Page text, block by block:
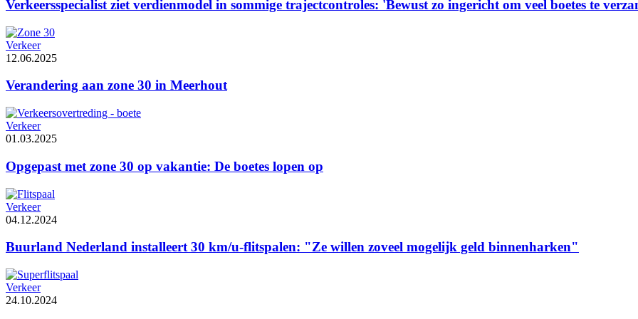
Verkeersspecialist ziet verdienmodel in sommige trajectcontroles: 'Bewust zo ingericht om veel boetes te
Verkeer
12.06.2025
Verandering aan zone 30 in Meerhout
Verkeer
01.03.2025
Opgepast met zone 30 op vakantie: De boetes lopen op
Verkeer
04.12.2024
Buurland Nederland installeert 30 km/u-flitspalen: "Ze willen zoveel mogelijk geld binnenharken"
Verkeer
24.10.2024